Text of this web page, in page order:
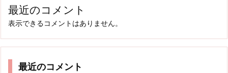
最近のコメント
表示できるコメントはありません。
最近のコメント